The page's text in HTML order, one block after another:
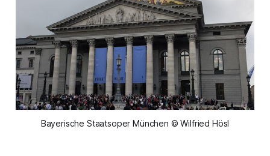
Bayerische Staatsoper München © Wilfried Hösl